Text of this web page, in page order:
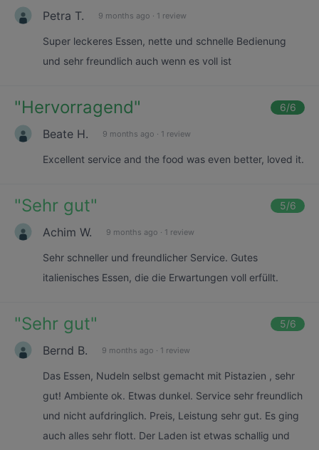
Petra T. 9 months ago · 1 review
Super leckeres Essen, nette und schnelle Bedienung
und sehr freundlich auch wenn es voll ist
"Hervorragend" 6/6
Beate H. 9 months ago · 1 review
Excellent service and the food was even better, loved it.
"Sehr gut" 5/6
Achim W. 9 months ago · 1 review
Sehr schneller und freundlicher Service. Gutes
italienisches Essen, die die Erwartungen voll erfüllt.
"Sehr gut" 5/6
Bernd B. 9 months ago · 1 review
Das Essen, Nudeln selbst gemacht mit Pistazien , sehr
gut! Ambiente ok. Etwas dunkel. Service sehr freundlich
und nicht aufdringlich. Preis, Leistung sehr gut. Es ging
auch alles sehr flott. Der Laden ist etwas schallig und